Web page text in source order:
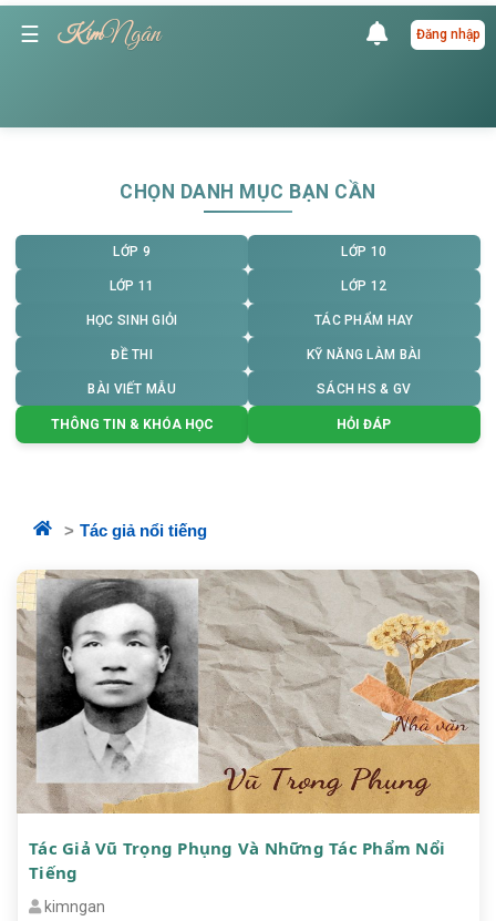
☰ KimNgân Đăng nhập
CHỌN DANH MỤC BẠN CẦN
LỚP 9 LỚP 10
LỚP 11 LỚP 12
HỌC SINH GIỎI TÁC PHẨM HAY
ĐỀ THI KỸ NĂNG LÀM BÀI
BÀI VIẾT MẪU SÁCH HS & GV
THÔNG TIN & KHÓA HỌC HỎI ĐÁP
Tác giả nổi tiếng
Tác Giả Vũ Trọng Phụng Và Những Tác Phẩm Nổi
Tiếng
kimngan